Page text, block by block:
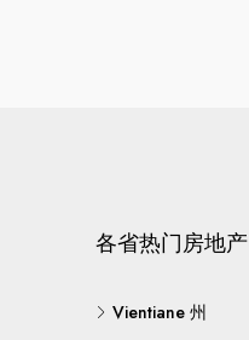
各省热门房地产
Vientiane 州